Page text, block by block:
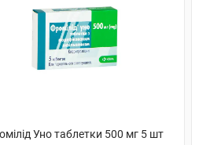
Уно таблетки 500 мг 5 шт